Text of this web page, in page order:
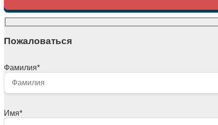
Пожаловаться
Фамилия*
Имя*